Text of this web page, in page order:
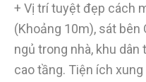
+ Vị trí tuyệt đẹp cách
(Khoảng 10m), sát bên
ngủ trong nhà, khu
cao tầng. Tiện ích